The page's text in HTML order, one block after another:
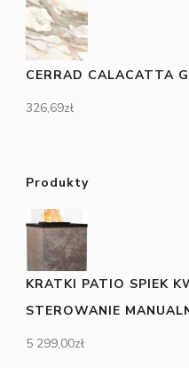
CERRAD CALACATTA
326,69zł
Produkty
KRATKI PATIO SPIEK
STEROWANIE
5 299,00zł